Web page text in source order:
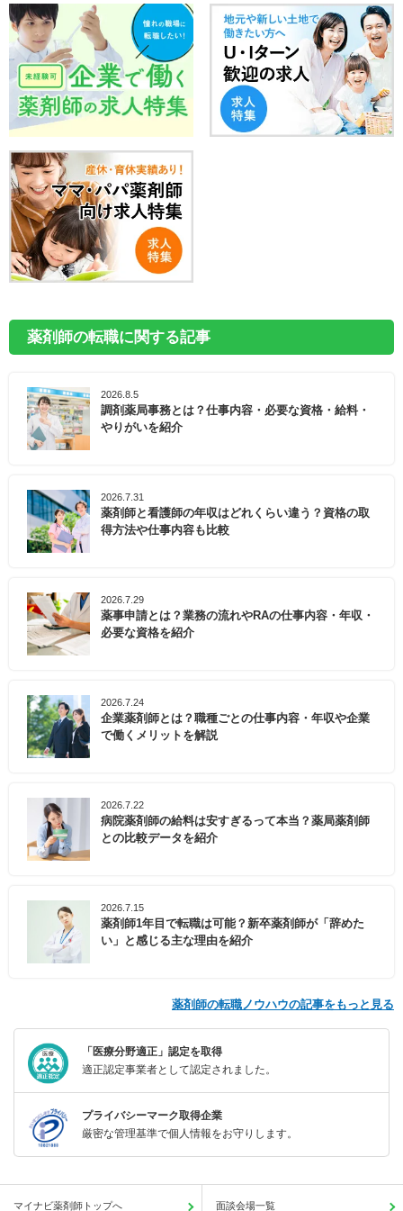
薬剤師の転職に関する記事
2026.8.5
調剤薬局事務とは？仕事内容・必要な資格・給料・
やりがいを紹介
2026.7.31
薬剤師と看護師の年収はどれくらい違う？資格の取
得方法や仕事内容も比較
2026.7.29
薬事申請とは？業務の流れやRAの仕事内容・年収・
必要な資格を紹介
2026.7.24
企業薬剤師とは？職種ごとの仕事内容・年収や企業
で働くメリットを解説
2026.7.22
病院薬剤師の給料は安すぎるって本当？薬局薬剤師
との比較データを紹介
2026.7.15
薬剤師1年目で転職は可能？新卒薬剤師が「辞めた
い」と感じる主な理由を紹介
薬剤師の転職ノウハウの記事をもっと見る
「医療分野適正」認定を取得
適正認定事業者として認定されました。
プライバシーマーク取得企業
厳密な管理基準で個人情報をお守りします。
マイナビ薬剤師トップへ 面談会場一覧